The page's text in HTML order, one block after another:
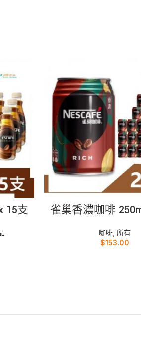
15支 雀巢香濃咖啡
咖啡, 所有
$153.00